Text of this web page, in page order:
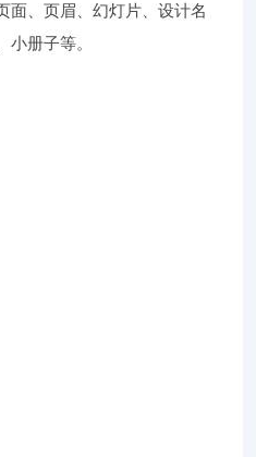
面、页眉、幻灯片、设计名
册子等。